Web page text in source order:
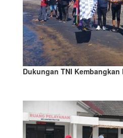
Dukungan TNI